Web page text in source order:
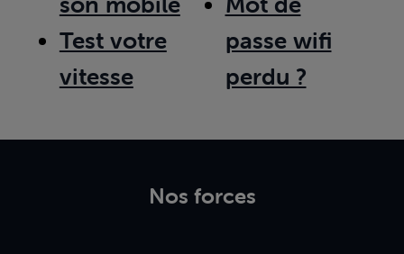
Test votre
vitesse
passe wifi
perdu ?
Nos forces